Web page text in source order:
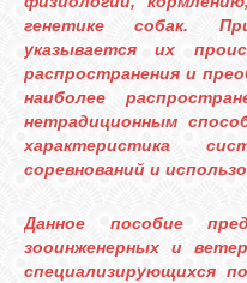
генетике собак.
указывается их
распространения и
наиболее
нетрадиционным
характеристика
соревнований и
Данное пособие
зооинженерных и
специализирующихся